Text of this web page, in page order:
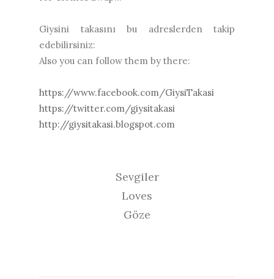
Giysini takasını bu adreslerden takip
edebilirsiniz:
Also you can follow them by there:
https://www.facebook.com/GiysiTakasi
https://twitter.com/giysitakasi
http://giysitakasi.blogspot.com
Sevgiler
Loves
Göze